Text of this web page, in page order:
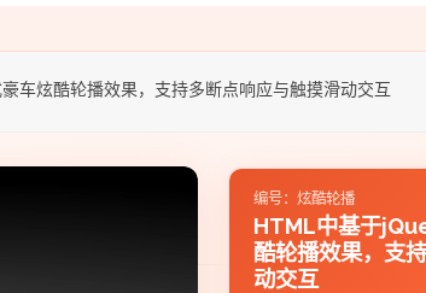
车炫酷轮播效果，支持多断点响应与触摸滑动交互
编号：炫酷轮播
HTML中基于
酷轮播效果，支
动交互